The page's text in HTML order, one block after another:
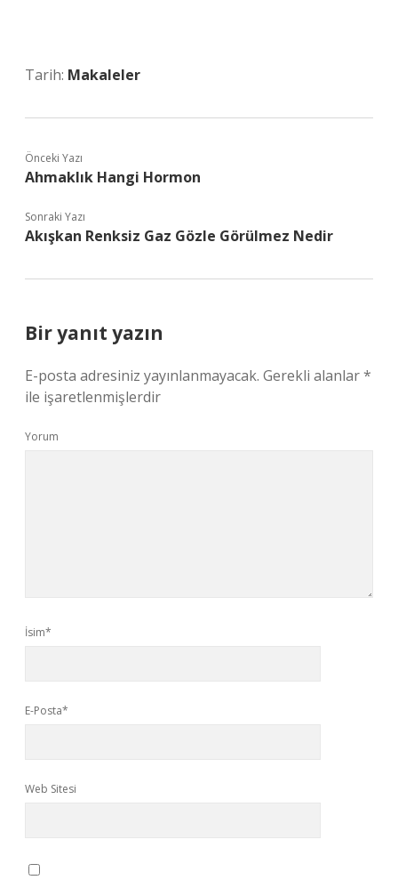
Tarih: Makaleler
Önceki Yazı
Ahmaklık Hangi Hormon
Sonraki Yazı
Akışkan Renksiz Gaz Gözle Görülmez Nedir
Bir yanıt yazın
E-posta adresiniz yayınlanmayacak. Gerekli alanlar*
ile işaretlenmişlerdir
Yorum
İsim*
E-Posta*
Web Sitesi